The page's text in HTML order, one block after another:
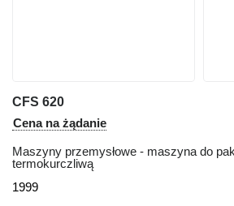
CFS 620
Cena na żądanie
Maszyny przemysłowe - maszyna do
termokurczliwą
1999